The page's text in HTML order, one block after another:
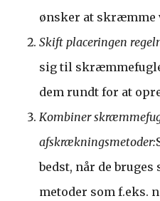
ønsker at skræmme
Skift placeringen
sig til
dem rundt for at
Kombiner
afskrækningsmetoder:
bedst, når de bruges
metoder som f.eks.